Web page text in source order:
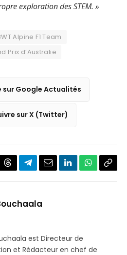
exploration des STEM. »
Alpine F1 Team
Prix d’Australie
sur Google Actualités
sur X (Twitter)
ThreadsPartager
Telegram
EmailLinkedInWhatsApp
est Directeur de
et Rédacteur en chef de